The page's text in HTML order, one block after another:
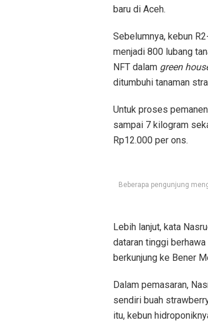
baru di Aceh.
Sebelumnya, kebun
menjadi 800 lubang
NFT dalam green
ditumbuhi tanaman
Untuk proses
sampai 7 kilogram
Rp12.000 per ons.
Beberapa pengunjung
Lebih lanjut, kata
dataran tinggi
berkunjung ke Bener
Dalam pemasaran,
sendiri buah
itu, kebun